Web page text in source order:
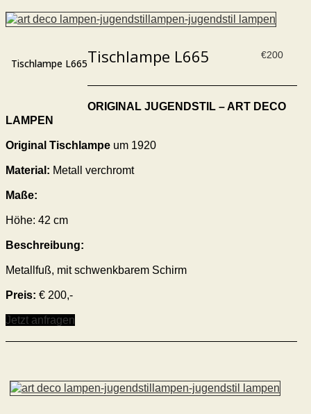
Tischlampe L665
€200
Tischlampe L665
ORIGINAL JUGENDSTIL – ART DECO
LAMPEN
Original Tischlampe um 1920
Material: Metall verchromt
Maße:
Höhe: 42 cm
Beschreibung:
Metallfuß, mit schwenkbarem Schirm
Preis: € 200,-
Jetzt anfragen